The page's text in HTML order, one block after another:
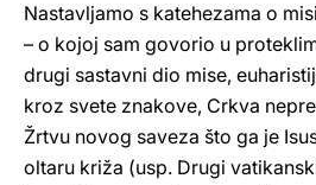
Nastavljamo s katehezama o
– o kojoj sam govorio u
drugi sastavni dio mise,
kroz svete znakove, Crkva
Žrtvu novog saveza što ga je
oltaru križa (usp. Drugi